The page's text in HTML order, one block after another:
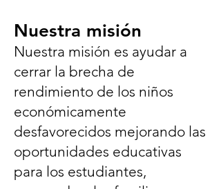
Nuestra misión
Nuestra misión es ayudar a
cerrar la brecha de
rendimiento de los niños
económicamente
desfavorecidos mejorando las
oportunidades educativas
para los estudiantes,